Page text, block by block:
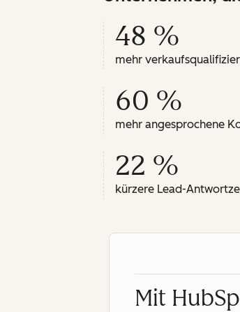
48 %
mehr
60 %
mehr angesprochene
22 %
kürzere Lead-
Mit